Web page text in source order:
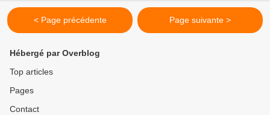
< Page précédente Page suivante >
Hébergé par Overblog
Top articles
Pages
Contact